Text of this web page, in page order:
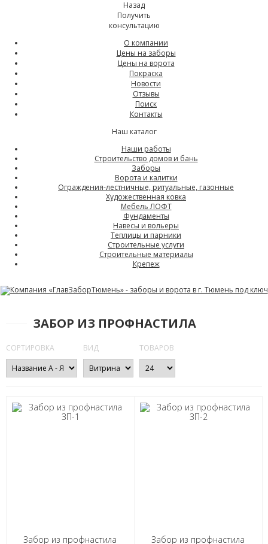
Назад
Получить
консультацию
О компании
Цены на заборы
Цены на ворота
Покраска
Новости
Отзывы
Поиск
Контакты
Наш каталог
Наши работы
Строительство домов и бань
Заборы
Ворота и калитки
Ограждения-лестничные, ритуальные, газонные
Художественная ковка
Мебель ЛОФТ
Фундаменты
Навесы и вольеры
Теплицы и парники
Строительные услуги
Строительные материалы
Крепеж
ЗАБОР ИЗ ПРОФНАСТИЛА
СОРТИРОВКА ВИД ТОВАРОВ
Забор из профнастила
Забор из профнастила